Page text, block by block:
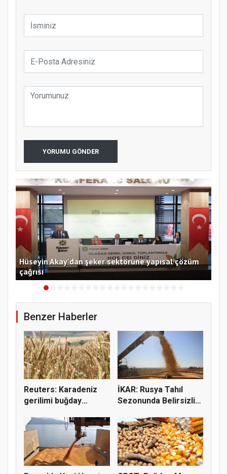
YORUMU GÖNDER
Hüseyin Akay'dan şeker sektörüne yapısal çözüm
çağrısı
Benzer Haberler
Reuters: Karadeniz
gerilimi buğday
İKAR: Rusya Tahıl
Sezonunda Belirsizlik